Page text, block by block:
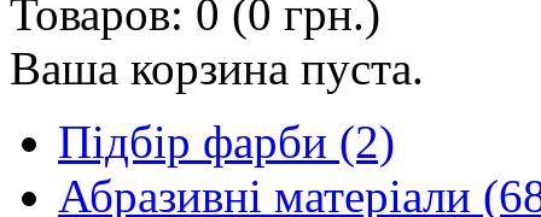
Товаров: 0 (0 грн.)
Ваша корзина пуста.
Підбір фарби (2)
Абразивні матеріали